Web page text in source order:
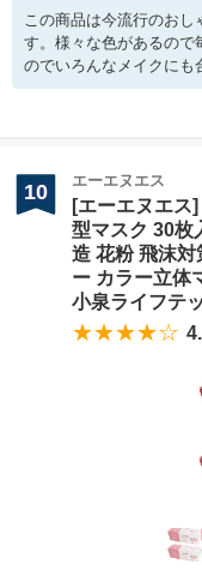
この商品は今流行のおし
す。様々な色があるので
のでいろんなメイクにも
10 エーエヌエス
[エーエヌエス
型マスク 30枚
造 花粉 飛沫対
ー カラー立体
小泉ライフテ
★★★★☆